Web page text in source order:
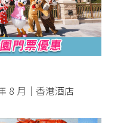
8 月｜香港酒店